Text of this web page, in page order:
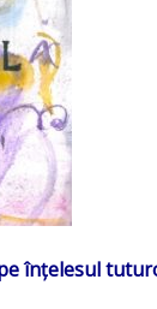
înțelesul